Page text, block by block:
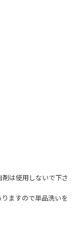
は使用しないで下さ
ますので単品洗いを